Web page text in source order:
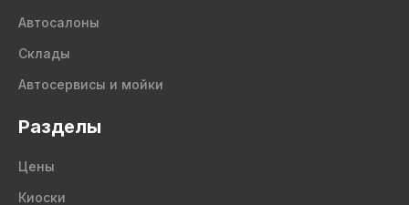
Автосалоны
Склады
Автосервисы и мойки
Разделы
Цены
Киоски